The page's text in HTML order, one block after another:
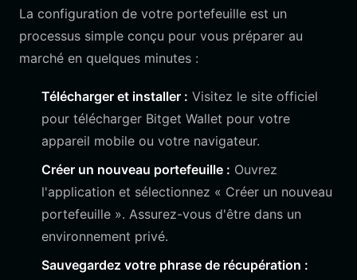
La configuration de votre portefeuille est un
processus simple conçu pour vous préparer au
marché en quelques minutes :
Télécharger et installer : Visitez le site officiel
pour télécharger Bitget Wallet pour votre
appareil mobile ou votre navigateur.
Créer un nouveau portefeuille : Ouvrez
l'application et sélectionnez « Créer un nouveau
portefeuille ». Assurez-vous d'être dans un
environnement privé.
Sauvegardez votre phrase de récupération :